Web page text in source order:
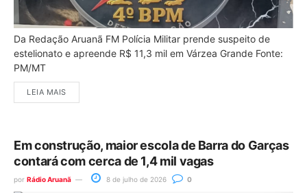
Da Redação Aruanã FM Polícia Militar prende suspeito de
estelionato e apreende R$ 11,3 mil em Várzea Grande Fonte:
PM/MT
LEIA MAIS
Em construção, maior escola de Barra do Garças
contará com cerca de 1,4 mil vagas
por Rádio Aruanã 8 de julho de 2026 0